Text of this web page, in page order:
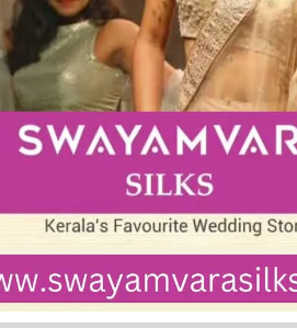
അസ്ഥിരതയും
ഇതുവഴിയുള്ള
യാത്ര
ദുരന്തത്തിന്
ഉണ്ടായിട്ടുണ്ടെങ്കിലും
സഞ്ചാരികളുടെ സുരക്ഷയെ